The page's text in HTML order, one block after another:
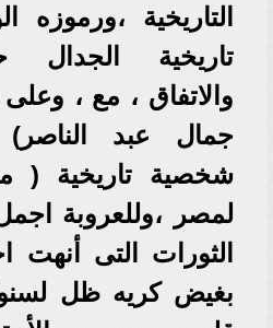
التاريخية ،ورموزه
تاريخية الجدال
والاتفاق ، مع ،
جمال عبد
شخصية تاريخية (
لمصر ،وللعروبة
الثورات التى أنهت
بغيض كريه ظل